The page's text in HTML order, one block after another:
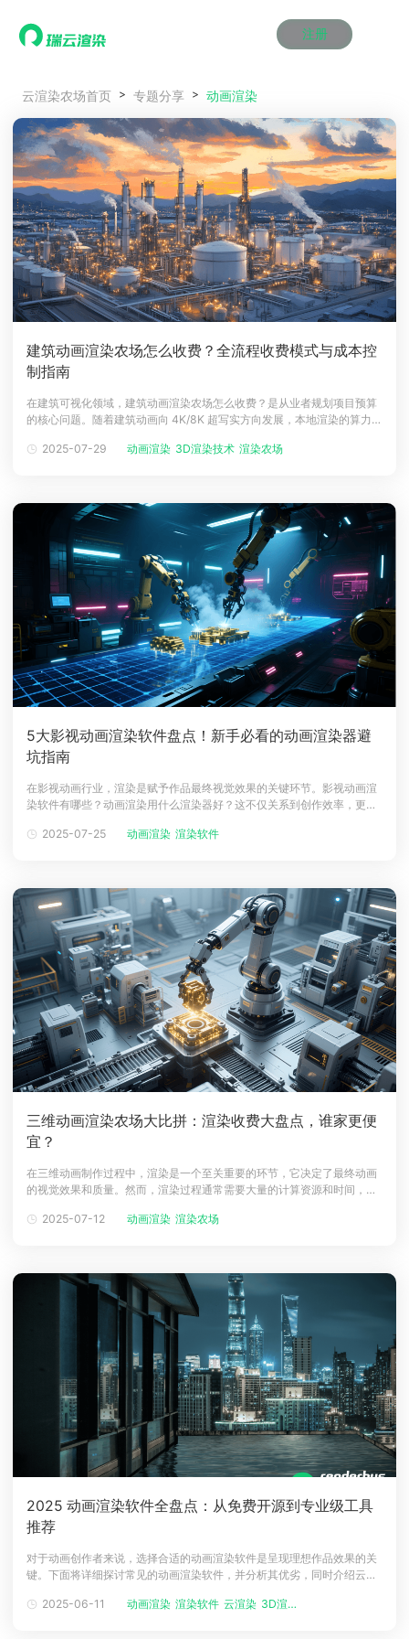
注册
产品服务
效果图渲染
云制作
云渲染管理系统
瑞兔百宝箱
AI视频插帧
效果图渲染
云制作
云渲染管理系统
瑞兔百宝箱
AI视频插帧
效果图渲染
云制作
云渲染管理系统
瑞兔百宝箱
AI视频插帧
效果图渲染
云制作
云渲染管理系统
瑞兔百宝箱
AI视频插帧
效果图渲染
云制作
云渲染管理系统
瑞兔百宝箱
AI视频插帧
效果图渲染
云制作
云渲染管理系统
瑞兔百宝箱
AI视频插帧
解决方案
Maya云渲染方案
3ds Max云渲染方案
Cinema 4D云渲染方案
Blender 云渲染方案
Maya AI渲染方案
Maya云渲染方案
3ds Max云渲染方案
Cinema 4D云渲染方案
Blender 云渲染方案
Maya AI渲染方案
Maya云渲染方案
3ds Max云渲染方案
Cinema 4D云渲染方案
Blender 云渲染方案
Maya AI渲染方案
Maya云渲染方案
3ds Max云渲染方案
Cinema 4D云渲染方案
Blender 云渲染方案
Maya AI渲染方案
Maya云渲染方案
3ds Max云渲染方案
Cinema 4D云渲染方案
Blender 云渲染方案
Maya AI渲染方案
Maya云渲染方案
3ds Max云渲染方案
Cinema 4D云渲染方案
Blender 云渲染方案
Maya AI渲染方案
价格
动画价格
效果图价格
云制作价格
动画价格
效果图价格
云制作价格
动画价格
效果图价格
云制作价格
动画价格
效果图价格
云制作价格
动画价格
效果图价格
云制作价格
动画价格
效果图价格
云制作价格
案例
资讯&赛事
新闻资讯
渲染百科
渲染大赛
泛CG交流会
新闻资讯
渲染百科
渲染大赛
泛CG交流会
新闻资讯
渲染百科
渲染大赛
泛CG交流会
新闻资讯
渲染百科
渲染大赛
泛CG交流会
新闻资讯
渲染百科
渲染大赛
泛CG交流会
新闻资讯
渲染百科
渲染大赛
泛CG交流会
特惠专区
青云平台
教育优惠
青云平台
教育优惠
青云平台
教育优惠
青云平台
教育优惠
青云平台
教育优惠
青云平台
教育优惠
云渲染农场首页 专题分享 动画渲染
建筑动画渲染农场怎么收费？全流程收费模式与成本控
制指南
在建筑可视化领域，建筑动画渲染农场怎么收费？是从业者规划项目预算
的核心问题。随着建筑动画向 4K/8K 超写实方向发展，本地渲染的算力瓶
场的收费逻辑、影响因素及优化策略，并结合行业标杆平台案例，助你精
2025-07-29 动画渲染 3D渲染技术 渲染农场
5大影视动画渲染软件盘点！新手必看的动画渲染器避
坑指南
在影视动画行业，渲染是赋予作品最终视觉效果的关键环节。影视动画渲
染软件有哪些？动画渲染用什么渲染器好？这不仅关系到创作效率，更影
其特点与适用场景，助你找到最适配的创作工具。一、影视动画渲染软件
2025-07-25 动画渲染 渲染软件
三维动画渲染农场大比拼：渲染收费大盘点，谁家更便
宜？
在三维动画制作过程中，渲染是一个至关重要的环节，它决定了最终动画
的视觉效果和质量。然而，渲染过程通常需要大量的计算资源和时间，这
用三维动画渲染农场来完成渲染任务。那么，渲染农场渲染动画怎么收
2025-07-12 动画渲染 渲染农场
2025 动画渲染软件全盘点：从免费开源到专业级工具
推荐
对于动画创作者来说，选择合适的动画渲染软件是呈现理想作品效果的关
键。下面将详细探讨常见的动画渲染软件，并分析其优劣，同时介绍云渲
Blender：开源免费的 3D 创建套件，支持整个 3D 创作流程，包括建
2025-06-11 动画渲染 渲染软件 云渲染 3D渲染技术